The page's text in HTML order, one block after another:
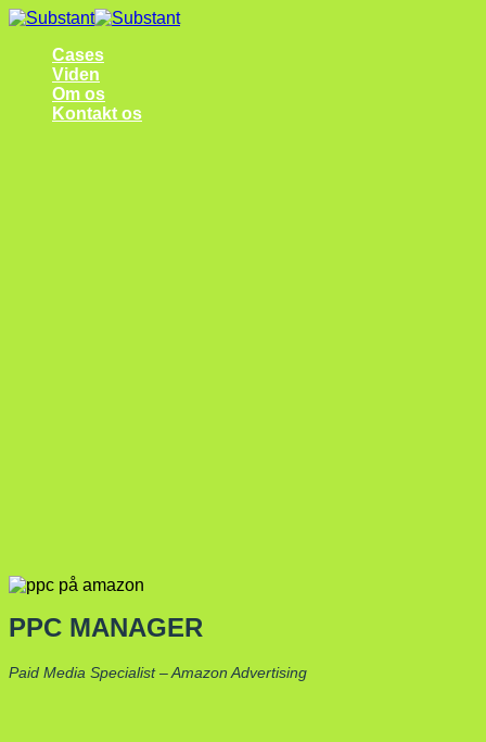
Fortsæt
indholdCases
Viden
Om os
Kontakt os
PPC MANAGER
Paid Media Specialist – Amazon Advertising